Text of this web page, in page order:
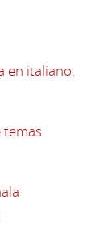
en italiano.